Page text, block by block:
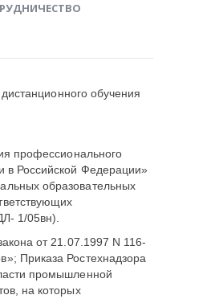
обучения
профессионального
в Российской Федерации»
образовательных
1/05вн).
от 21.07.1997 N 116-
Приказа Ростехнадзора
промышленной
на которых